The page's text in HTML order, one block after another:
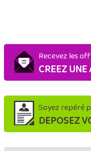
Recevez les
CREEZ
Soyez repéré
DEPOSEZ